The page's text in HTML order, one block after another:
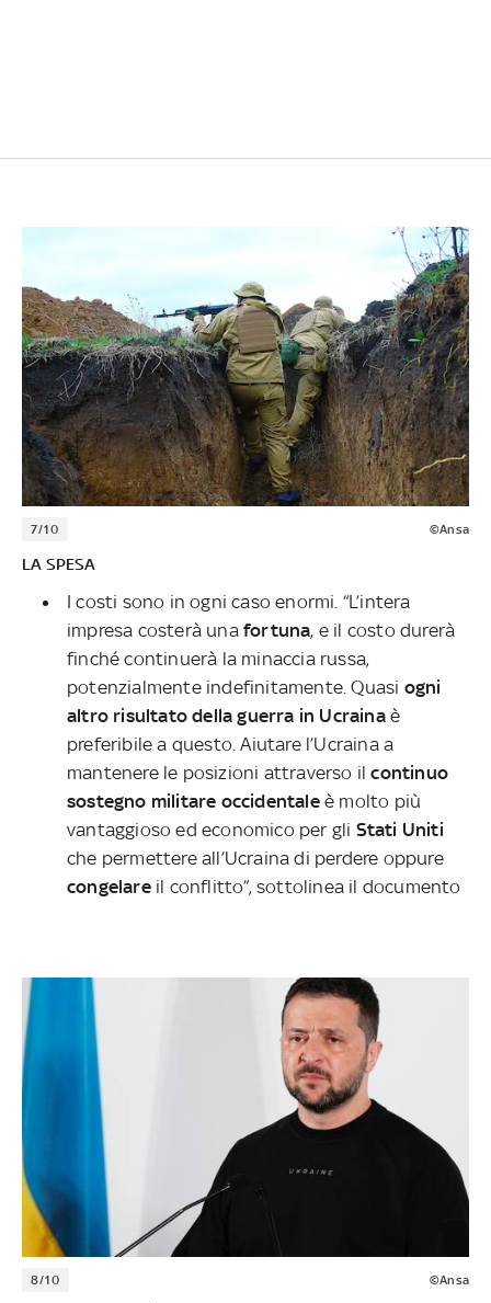
7/10 ©Ansa
LA SPESA
I costi sono in ogni caso enormi. “L’intera
impresa costerà una fortuna, e il costo durerà
finché continuerà la minaccia russa,
potenzialmente indefinitamente. Quasi ogni
altro risultato della guerra in Ucrainaè
preferibile a questo. Aiutare l’Ucraina a
mantenere le posizioni attraverso ilcontinuo
sostegno militare occidentaleè molto più
vantaggioso ed economico per gli Stati Uniti
che permettere all’Ucraina di perdere oppure
congelare il conflitto”, sottolinea il documento
8/10 ©Ansa